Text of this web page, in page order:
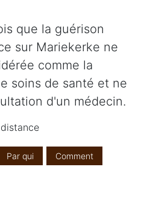
que la guérison
sur Mariekerke ne
comme la
soins de santé et ne
d'un médecin.
Par qui Comment